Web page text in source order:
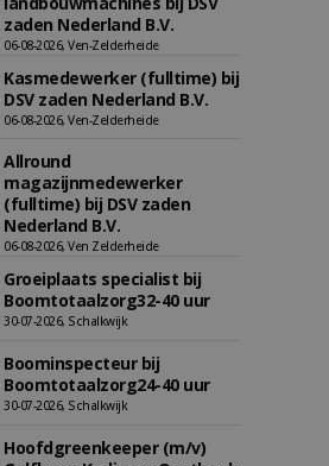
zaden Nederland B.V.
06-08-2026, Ven-Zelderheide
Kasmedewerker (fulltime) bij
DSV zaden Nederland B.V.
06-08-2026, Ven-Zelderheide
Allround
magazijnmedewerker
(fulltime) bij DSV zaden
Nederland B.V.
06-08-2026, Ven Zelderheide
Groeiplaats specialist bij
Boomtotaalzorg32-40 uur
30-07-2026, Schalkwijk
Boominspecteur bij
Boomtotaalzorg24-40 uur
30-07-2026, Schalkwijk
Hoofdgreenkeeper (m/v)